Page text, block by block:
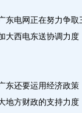
电网正在努力争取
大西电东送协调力
还要运用经济政策
地方财政的支持力度